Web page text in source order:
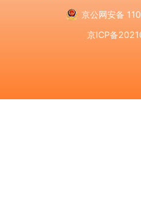
京公网安备
京ICP备